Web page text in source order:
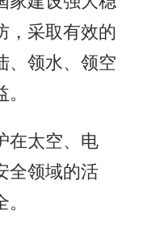
，采取有效的
、领水、领空
在太空、电
全领域的活